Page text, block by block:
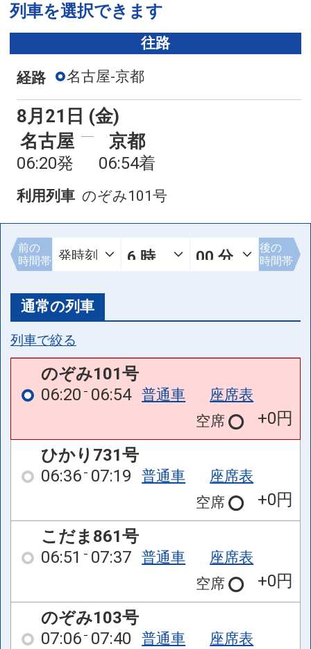
列車を選択できます
往路
経路 名古屋-京都
8月21日 (金)
名古屋
06:20発
京都
06:54着
利用列車 のぞみ101号
前の
時間帯
後の
時間帯
通常の列車
列車で絞る
のぞみ101号
06:20 06:54 普通車
座席表
空席
+0円
ひかり731号
06:36 07:19 普通車
座席表
空席
+0円
こだま861号
06:51
07:37 普通車
座席表
空席
+0円
のぞみ103号
07:06 07:40 普通車
座席表